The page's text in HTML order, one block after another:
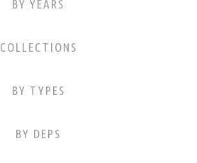
BY YEARS
COLLECTIONS
BY TYPES
BY DEPS